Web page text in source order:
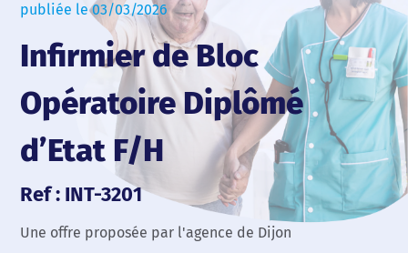
publiée le 03/03/2026
Infirmier de Bloc
Opératoire Diplômé
d’Etat F/H
Ref : INT-3201
Une offre proposée par l'agence de Dijon